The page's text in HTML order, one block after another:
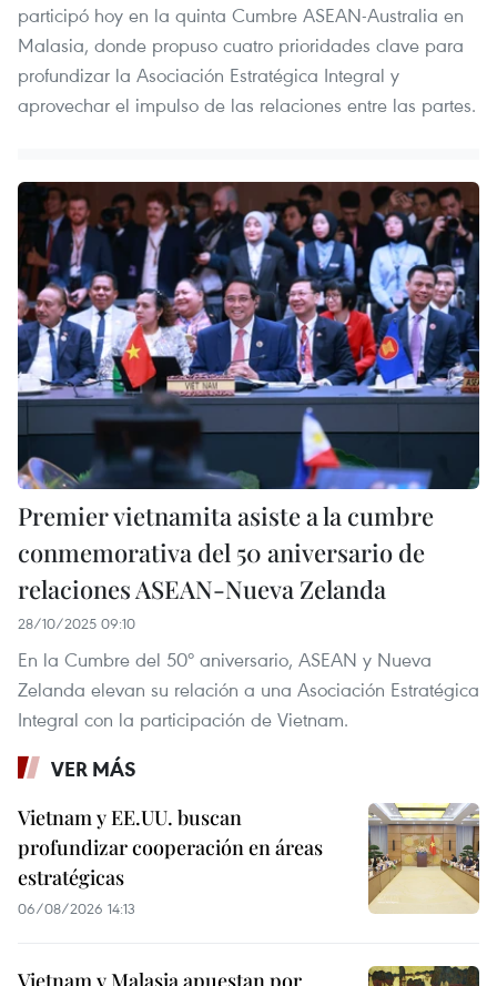
participó hoy en la quinta Cumbre ASEAN-Australia en
Malasia, donde propuso cuatro prioridades clave para
profundizar la Asociación Estratégica Integral y
aprovechar el impulso de las relaciones entre las partes.
Premier vietnamita asiste a la cumbre
conmemorativa del 50 aniversario de
relaciones ASEAN-Nueva Zelanda
28/10/2025 09:10
En la Cumbre del 50º aniversario, ASEAN y Nueva
Zelanda elevan su relación a una Asociación Estratégica
Integral con la participación de Vietnam.
VER MÁS
Vietnam y EE.UU. buscan
profundizar cooperación en áreas
estratégicas
06/08/2026 14:13